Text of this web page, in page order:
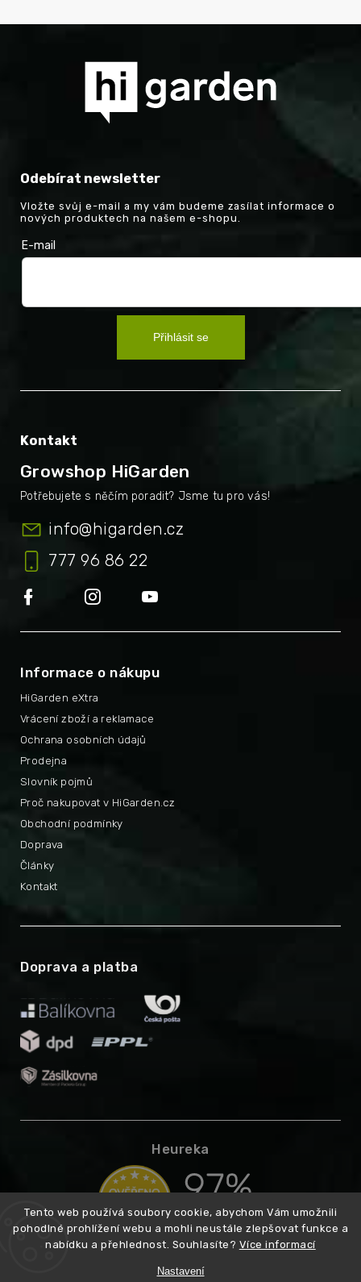
Tento web používá soubory cookie, abychom Vám umožnili
pohodlné prohlížení webu a mohli neustále zlepšovat funkce a
nabídku a přehlednost. Souhlasíte? Více informací
Nastavení
Odebírat newsletter
Vložte svůj e-mail a my vám budeme zasílat informace o
nových produktech na našem e-shopu.
E-mail
Přihlásit se
Kontakt
Growshop HiGarden
info@higarden.cz
777 96 86 22
Informace o nákupu
HiGarden eXtra
Proč nakupovat v HiGarden.cz
Vrácení zboží a reklamace
Obchodní podmínky
Ochrana osobních údajů
Doprava
Prodejna
Články
Slovník pojmů
Kontakt
Doprava a platba
Heureka